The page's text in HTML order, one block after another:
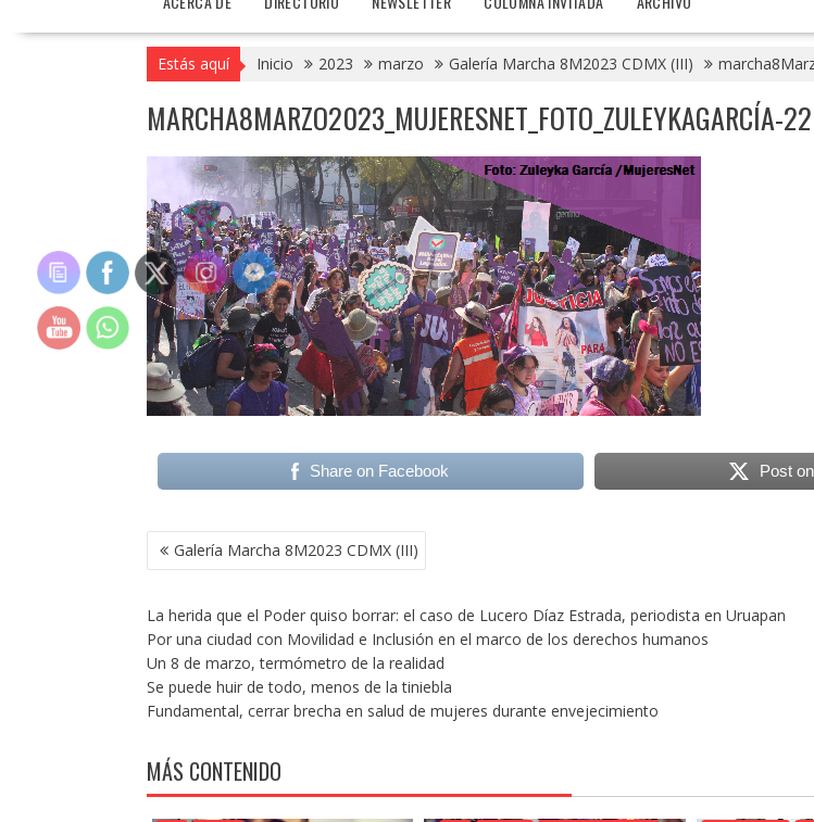
Estás aquí Inicio 2023 marzo Galería Marcha 8M2023 CDMX (III)
MARCHA8MARZO2023_MUJERESNET_FOTO_ZULEYKAGARCÍA-22
Share on Facebook Post
NAVEGACIÓN
DE Galería Marcha 8M2023 CDMX (III)
La herida que el Poder quiso borrar: el caso de Lucero Díaz Estrada, periodista en Uruapan
Por una ciudad con Movilidad e Inclusión en el marco de los derechos humanos
Un 8 de marzo, termómetro de la realidad
Se puede huir de todo, menos de la tiniebla
Fundamental, cerrar brecha en salud de mujeres durante envejecimiento
MÁS CONTENIDO